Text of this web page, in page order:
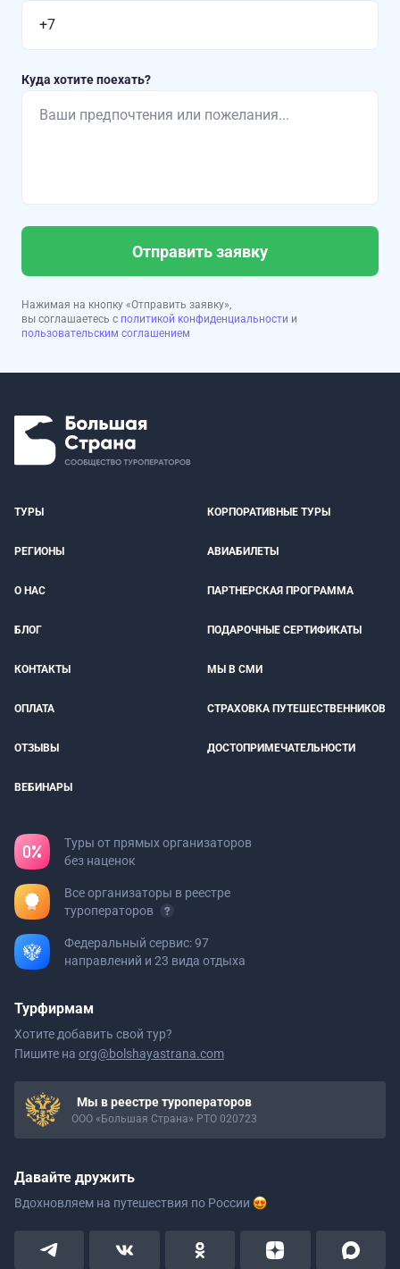
Куда хотите поехать?
Отправить заявку
Нажимая на кнопку «Отправить заявку»,
вы соглашаетесь с политикой конфиденциальности и
пользовательским соглашением
ТУРЫ КОРПОРАТИВНЫЕ ТУРЫ
РЕГИОНЫ АВИАБИЛЕТЫ
О НАС ПАРТНЕРСКАЯ ПРОГРАММА
БЛОГ ПОДАРОЧНЫЕ СЕРТИФИКАТЫ
КОНТАКТЫ МЫ В СМИ
ОПЛАТА СТРАХОВКА ПУТЕШЕСТВЕННИКОВ
ОТЗЫВЫ ДОСТОПРИМЕЧАТЕЛЬНОСТИ
ВЕБИНАРЫ
Туры от прямых организаторов
без наценок
Все организаторы в реестре
туроператоров
Федеральный сервис: 97
направлений и 23 вида отдыха
Турфирмам
Хотите добавить свой тур?
Пишите на org@bolshayastrana.com
Мы в реестре туроператоров
ООО «Большая Страна» РТО 020723
Давайте дружить
Вдохновляем на путешествия по России